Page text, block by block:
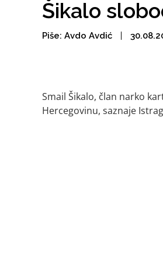
Šikalo
Piše: Avdo Avdić
Smail Šikalo, član narko
Hercegovinu, saznaje